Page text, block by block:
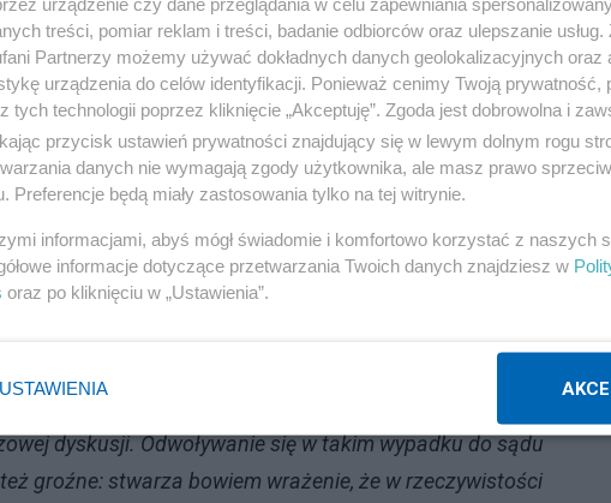
za krytyczną ocenę jego pracy w placówce, którą
w Gdańsku, zażądał od prof. Grzegorza Motyki
„Sieci”, portalu OKO.press i na stronie Instytutu
Wrażliwy” za krytyczną opinię wyrażoną w
po przejęciu jej przez PiS, historyk i politolog ocenił,
historii przed atakami Putina.
żądania:
dyskusji. Odwoływanie się w takim wypadku do sądu
groźne: stwarza bowiem wrażenie, że w rzeczywistości
treści, pomiar reklam i treści, badanie odbiorców oraz ulepszanie usług.
Partnerzy możemy używać dokładnych danych geolokalizacyjnych oraz
urządzenia do celów identyfikacji. Ponieważ cenimy Twoją prywatność,
tych technologii poprzez kliknięcie „Akceptuję”. Zgoda jest dobrowolna i
przycisk ustawień prywatności znajdujący się w lewym dolnym rogu
danych nie wymagają zgody użytkownika, ale masz prawo
Preferencje będą miały zastosowania tylko na tej witrynie.
informacjami, abyś mógł świadomie i komfortowo korzystać z naszych
informacje dotyczące przetwarzania Twoich danych znajdziesz w
oraz po kliknięciu w „Ustawienia”.
USTAWIENIA